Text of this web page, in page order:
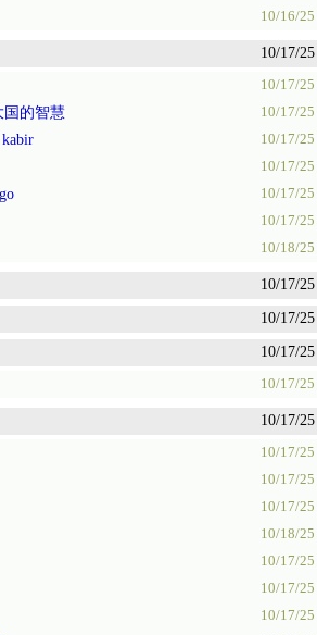
10/16/25
10/17/25
10/17/25
国的智慧 10/17/25
kabir 10/17/25
10/17/25
10/17/25
10/17/25
10/18/25
10/17/25
10/17/25
10/17/25
10/17/25
10/17/25
10/17/25
10/17/25
10/17/25
10/18/25
10/17/25
10/17/25
10/17/25